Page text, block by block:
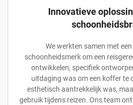
Innovatieve
We werkten samen met
schoonheidsmerk om een
ontwikkelen, specifiek
uitdaging was om een koffer te
esthetisch aantrekkelijk was,
gebruik tijdens reizen. Ons team